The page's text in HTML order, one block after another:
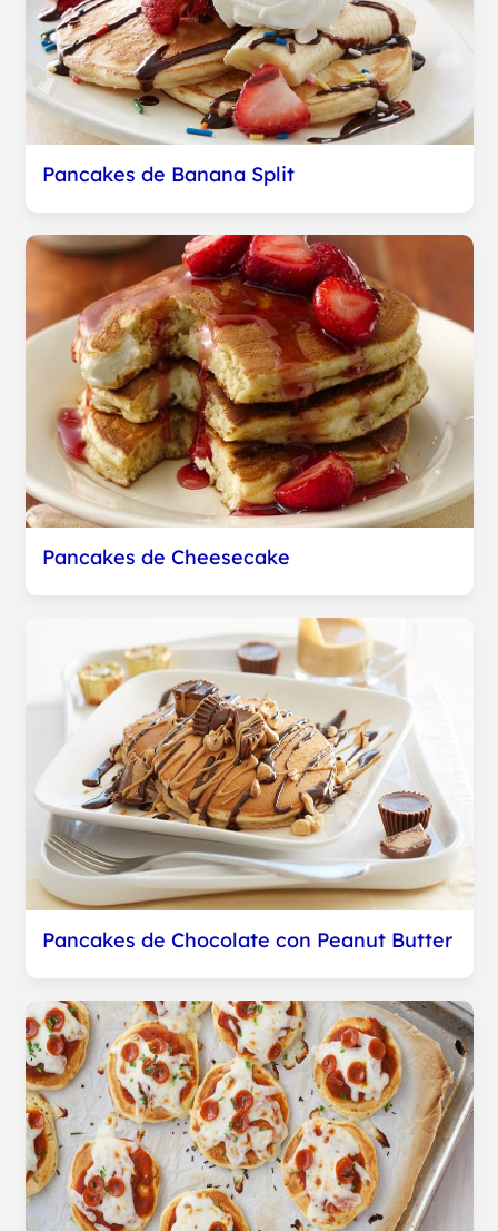
Pancakes de Banana Split
Pancakes de Cheesecake
Pancakes de Chocolate con Peanut Butter